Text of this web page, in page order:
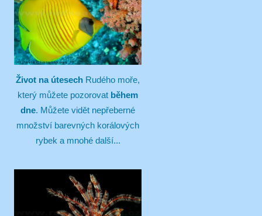
Život na útesech Rudého moře,
který můžete pozorovat během
dne. Můžete vidět nepřeberné
množství barevných korálových
rybek a mnohé další...